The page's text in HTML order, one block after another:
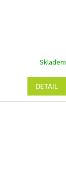
Skladem
DETAIL